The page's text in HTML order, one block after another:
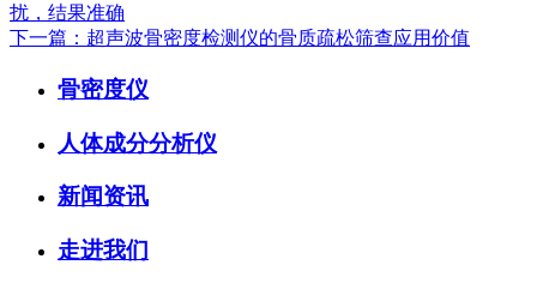
扰，结果准确
下一篇：超声波骨密度检测仪的骨质疏松筛查应用价值
骨密度仪
人体成分分析仪
新闻资讯
走进我们